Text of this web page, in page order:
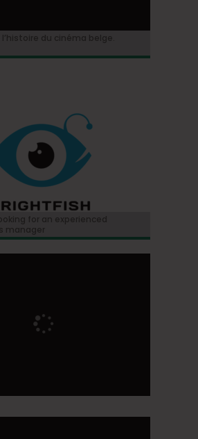
du cinéma belge.
for an experienced
manager